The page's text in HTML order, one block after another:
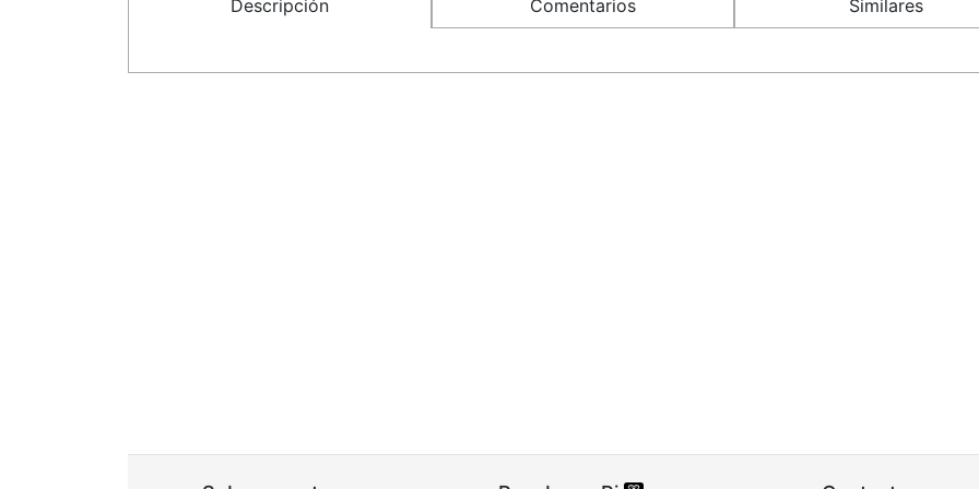
Descripción Comentarios Similares